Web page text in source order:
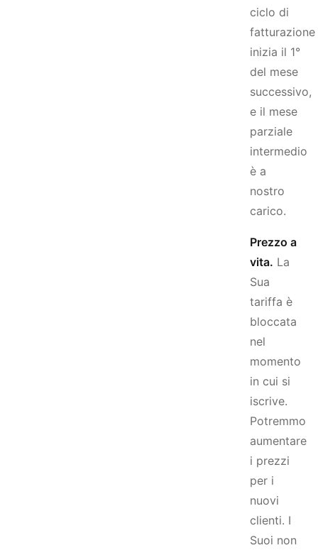
ciclo di
fatturazione
inizia il 1°
del mese
successivo,
e il mese
parziale
intermedio
è a
nostro
carico.
Prezzo a
vita. La
Sua
tariffa è
bloccata
nel
momento
in cui si
iscrive.
Potremmo
aumentare
i prezzi
per i
nuovi
clienti. I
Suoi non